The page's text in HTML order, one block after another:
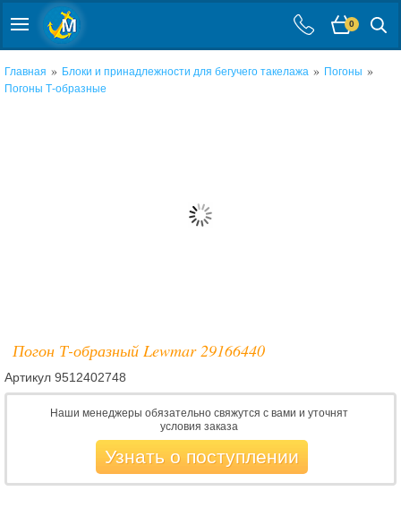
0
Главная » Блоки и принадлежности для бегучего такелажа » Погоны »
Погоны Т-образные
Погон Т-образный Lewmar 29166440
Артикул 9512402748
Наши менеджеры обязательно свяжутся с вами и уточнят
условия заказа
Узнать о поступлении